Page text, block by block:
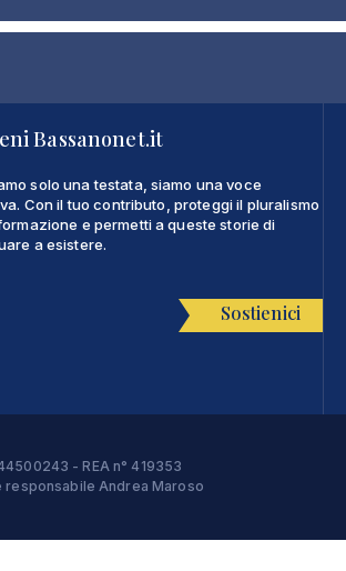
Bassanonet.it
solo una testata, siamo una voce
Con il tuo contributo, proteggi il pluralismo
e permetti a queste storie di
a esistere.
Sostienici
- REA n° 419353
responsabile Andrea Maroso